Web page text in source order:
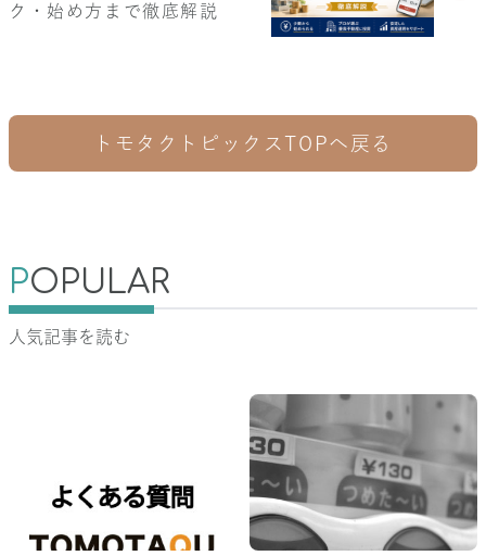
ク・始め方まで徹底解説
トモタクトピックスTOPへ戻る
POPULAR
人気記事を読む